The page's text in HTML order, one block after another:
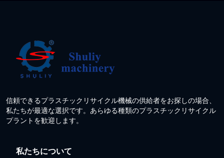
信頼できるプラスチックリサイクル機械の供給者をお探しの場合、
私たちが最適な選択です。あらゆる種類のプラスチックリサイクル
プラントを歓迎します。
私たちについて